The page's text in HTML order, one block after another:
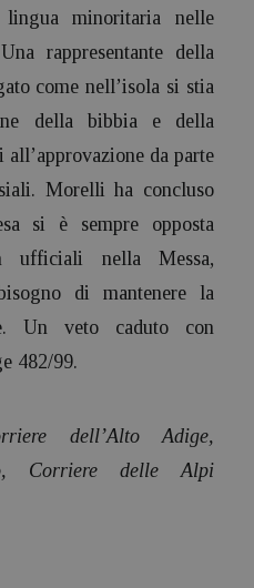
minoritaria nelle
rappresentante della
come nell’isola si stia
della bibbia e della
da parte
Morelli ha concluso
si è sempre opposta
ufficiali nella Messa,
di mantenere la
Un veto caduto con
482/99.
dell’Alto Adige,
Corriere delle Alpi